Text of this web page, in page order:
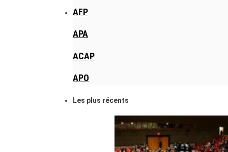
AFP
APA
ACAP
APO
Les plus récents